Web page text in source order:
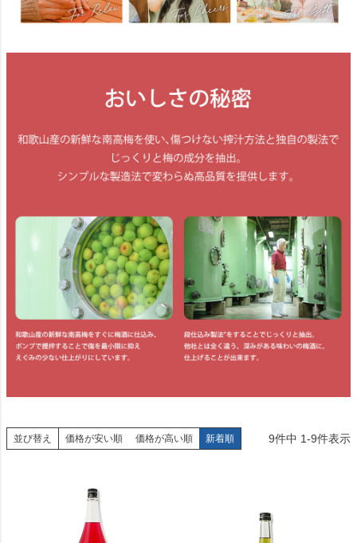
並び替え 価格が安い順 価格が高い順 新着順 9件中 1-9件表示